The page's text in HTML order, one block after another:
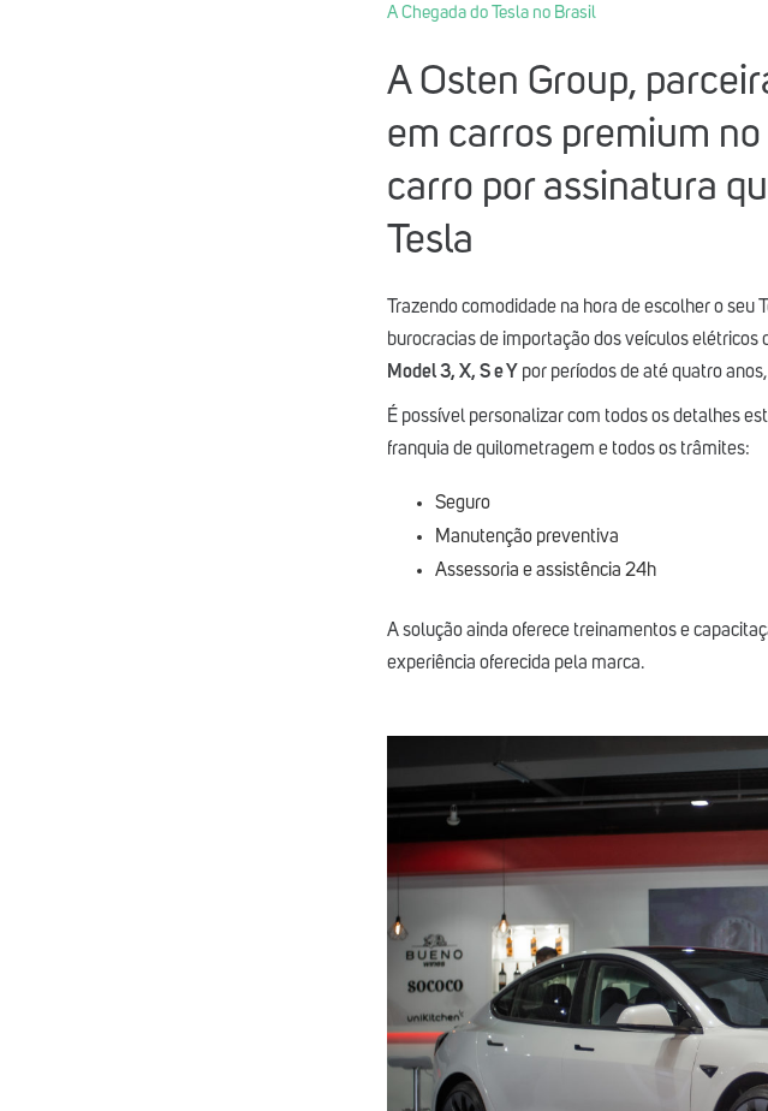
A Chegada do Tesla no Brasil
A Osten Group,
em carros premium
carro por assinatura
Tesla
Trazendo comodidade na hora de escolher o
burocracias de importação dos veículos elétricos
Model 3, X, S e Y por períodos de até quatro
É possível personalizar com todos os detalhes
franquia de quilometragem e todos os trâmites:
Seguro
Manutenção preventiva
Assessoria e assistência 24h
A solução ainda oferece treinamentos e
experiência oferecida pela marca.